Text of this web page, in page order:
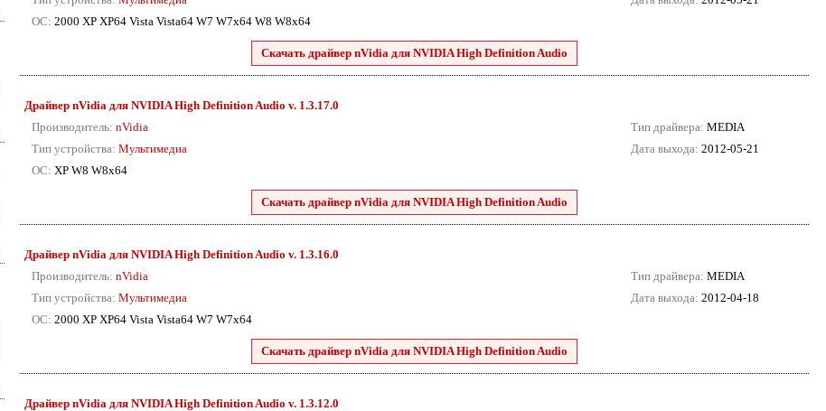
ОС: 2000 XP XP64 Vista Vista64 W7 W7x64 W8 W8x64
Скачать драйвер nVidia для NVIDIA High Definition Audio
Драйвер nVidia для NVIDIA High Definition Audio v. 1.3.17.0
Производитель: nVidia
Тип устройства: Мультимедиа
ОС: XP W8 W8x64
Тип драйвера: MEDIA
Дата выхода: 2012-05-21
Скачать драйвер nVidia для NVIDIA High Definition Audio
Драйвер nVidia для NVIDIA High Definition Audio v. 1.3.16.0
Производитель: nVidia
Тип устройства: Мультимедиа
ОС: 2000 XP XP64 Vista Vista64 W7 W7x64
Тип драйвера: MEDIA
Дата выхода: 2012-04-18
Скачать драйвер nVidia для NVIDIA High Definition Audio
Драйвер nVidia для NVIDIA High Definition Audio v. 1.3.12.0